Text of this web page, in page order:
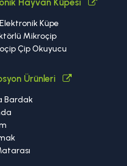
Hayvan Küpesi
Küpe
Mikroçip
Çip Okuyucu
Ürünleri
Bardak